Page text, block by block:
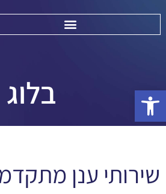
בלוג
שירותי ענן
פתח סרגל נגישות